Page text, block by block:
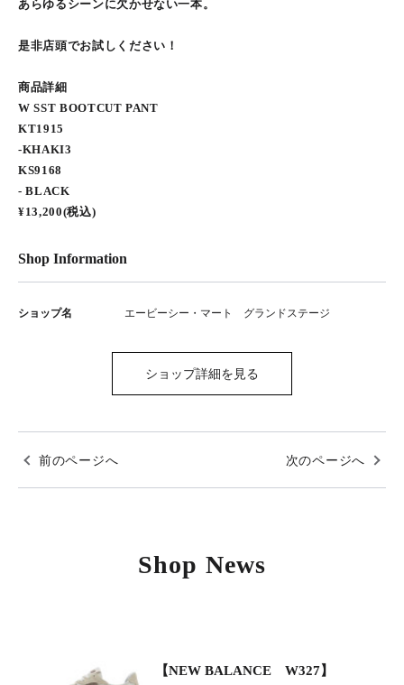
あらゆるシーンに欠かせない一本。
是非店頭でお試しください！
商品詳細
W SST BOOTCUT PANT
KT1915
-KHAKI3
KS9168
- BLACK
¥13,200(税込)
Shop Information
ショップ名 エービーシー・マート グランドステージ
ショップ詳細を見る
前のページへ 次のページへ
Shop News
【NEW BALANCE W327】